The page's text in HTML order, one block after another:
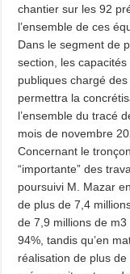
chantier sur les 92
l’ensemble de ces
Dans le segment de
section, les
publiques chargé
permettra la
l’ensemble du tracé
mois de novembre
Concernant le
“importante” des
poursuivi M. Mazar
de plus de 7,4
de 7,9 millions de
94%, tandis qu’en
réalisation de plus